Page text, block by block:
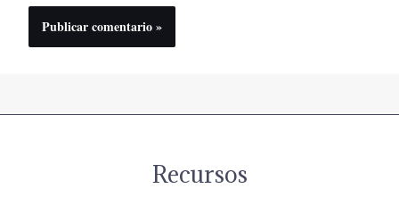
Recursos